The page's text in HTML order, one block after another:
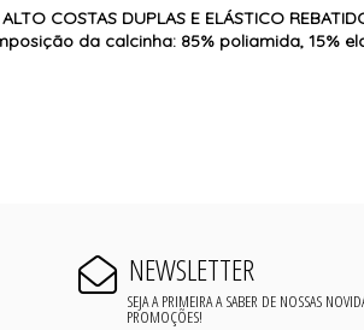
COSTAS DUPLAS E ELÁSTICO
da calcinha: 85% poliamida, 15%
NEWSLETTER
SEJA A PRIMEIRA A SABER DE NOSSAS
PROMOÇÕES!